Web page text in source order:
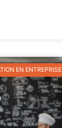
EN ENTREPRISE